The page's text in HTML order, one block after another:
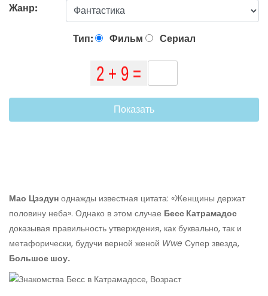
Жанр:
Тип: Фильм Сериал
Показать
Мао Цзэдун однажды известная цитата: «Женщины держат
половину неба». Однако в этом случае Бесс Катрамадос
доказывая правильность утверждения, как буквально, так и
метафорически, будучи верной женой Wwe Супер звезда,
Большое шоу.